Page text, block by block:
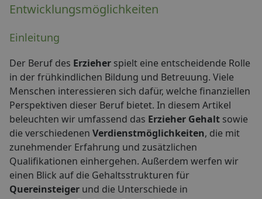
Entwicklungsmöglichkeiten
Einleitung
Der Beruf des Erzieher spielt eine entscheidende Rolle
in der frühkindlichen Bildung und Betreuung. Viele
Menschen interessieren sich dafür, welche finanziellen
Perspektiven dieser Beruf bietet. In diesem Artikel
beleuchten wir umfassend das Erzieher Gehalt sowie
die verschiedenen Verdienstmöglichkeiten, die mit
zunehmender Erfahrung und zusätzlichen
Qualifikationen einhergehen. Außerdem werfen wir
einen Blick auf die Gehaltsstrukturen für
Quereinsteiger und die Unterschiede in